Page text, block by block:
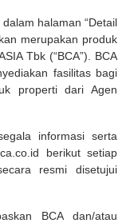
halaman “Detail
merupakan produk
Tbk (“BCA”). BCA
fasilitas bagi
properti dari Agen
informasi serta
berikut setiap
resmi disetujui
BCA dan/atau